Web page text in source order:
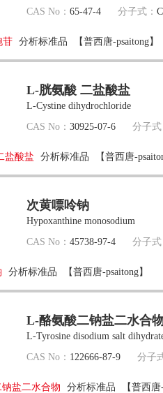
CAS No： 65-47-4 分子式： C
苷 分析标准品 【普西唐-psaitong】
L-胱氨酸 二盐酸盐
L-Cystine dihydrochloride
CAS No： 30925-07-6 分子式
盐酸盐 分析标准品 【普西唐-
次黄嘌呤钠
Hypoxanthine monosodium
CAS No： 45738-97-4 分子式
分析标准品 【普西唐-psaitong】
L-酪氨酸二钠盐二水合
L-Tyrosine disodium salt
CAS No： 122666-87-9 分子
盐二水合物 分析标准品 【普西唐